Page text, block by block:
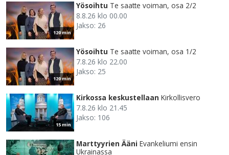
120 min
Yösoihtu Te saatte voiman, osa 2/2
8.8.26 klo 00.00
Jakso: 26
120 min
Yösoihtu Te saatte voiman, osa 1/2
7.8.26 klo 22.00
Jakso: 25
15 min
Kirkossa keskustellaan Kirkollisvero
7.8.26 klo 21.45
Jakso: 106
Marttyyrien Ääni Evankeliumi ensin
Ukrainassa